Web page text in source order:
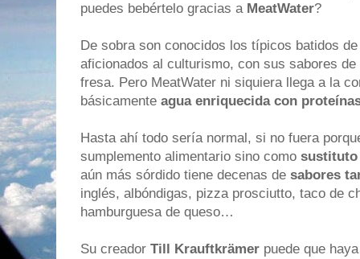
puedes bebértelo gracias a MeatWater?
De sobra son conocidos los típicos batidos
aficionados al culturismo, con sus sabores
fresa. Pero MeatWater ni siquiera llega a la
básicamente agua enriquecida con
Hasta ahí todo sería normal, si no fuera
sumplemento alimentario sino como sustituto
aún más sórdido tiene decenas de sabores
inglés, albóndigas, pizza prosciutto, taco de
hamburguesa de queso…
Su creador Till Krauftkrämer puede que